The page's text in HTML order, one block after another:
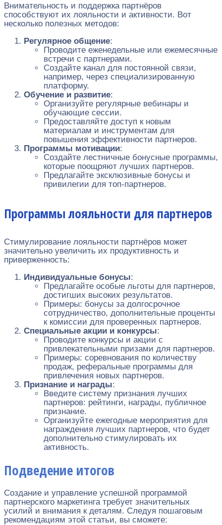
Внимательность и поддержка партнёров
способствуют их лояльности и активности. Вот
несколько полезных методов:
Регулярное общение:
Проводите еженедельные или ежемесячные
встречи с партнерами.
Создайте канал для постоянной связи,
например, через специализированную
платформу.
Обучение и развитие:
Организуйте регулярные вебинары и
обучающие сессии.
Предоставляйте доступ к новым
материалам и инструментам для
повышения эффективности партнеров.
Программы мотивации:
Создайте лестничные бонусные программы,
которые поощряют лучших партнеров.
Предлагайте эксклюзивные бонусы и
привилегии для топ-партнеров.
Программы лояльности для партнеров
Стимулирование лояльности партнёров может
значительно увеличить их продуктивность и
приверженность:
Индивидуальные бонусы:
Предлагайте особые льготы для партнеров,
достигших высоких результатов.
Примеры: бонусы за долгосрочное
сотрудничество, дополнительные проценты
к комиссии для проверенных партнеров.
Специальные акции и конкурсы:
Проводите конкурсы и акции с
привлекательными призами для партнеров.
Примеры: соревнования по количеству
продаж, реферальные программы для
привлечения новых партнеров.
Признание и награды:
Введите систему признания лучших
партнеров: рейтинги, награды, публичное
признание.
Организуйте ежегодные мероприятия для
награждения лучших партнеров, что будет
дополнительно стимулировать их
активность.
Подведение итогов
Создание и управление успешной программой
партнерского маркетинга требует значительных
усилий и внимания к деталям. Следуя пошаговым
рекомендациям этой статьи, вы сможете: